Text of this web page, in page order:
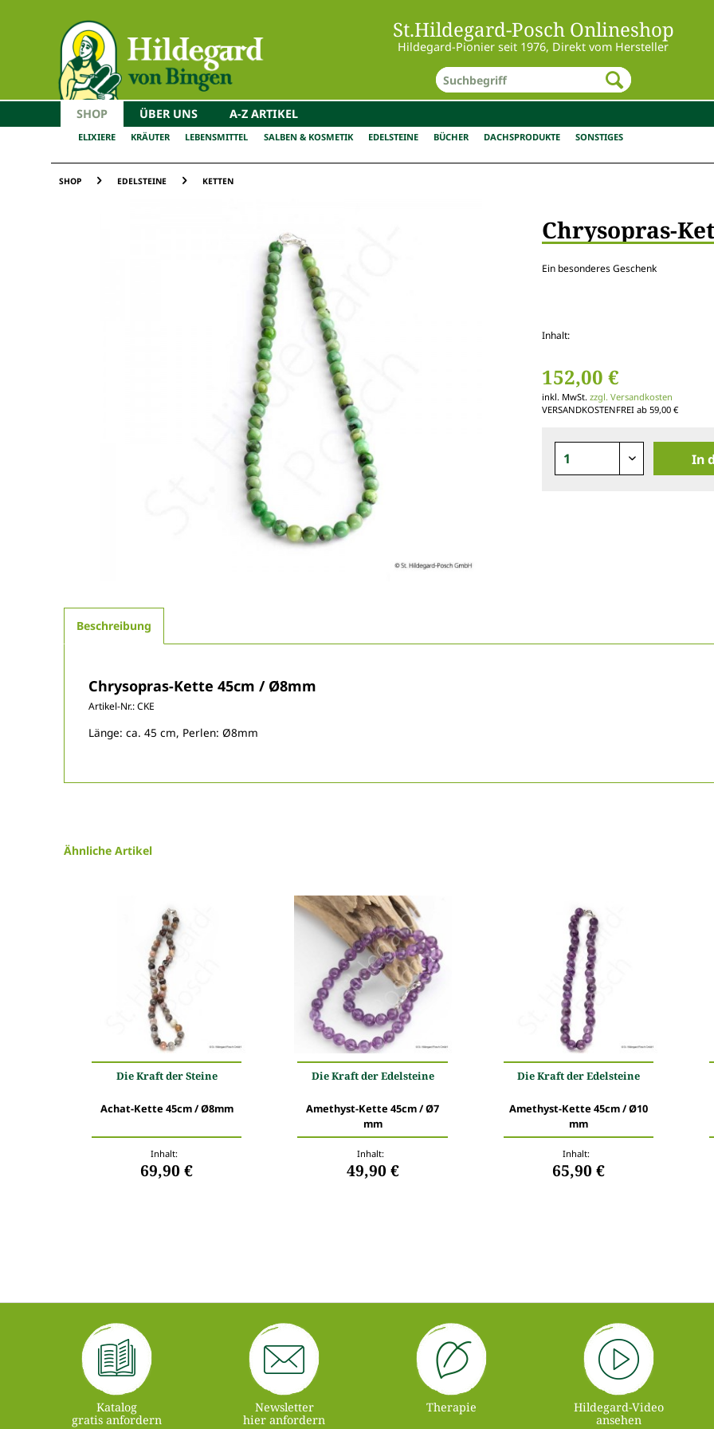
St.Hildegard-Posch Onlineshop
Hildegard-Pionier seit 1976, Direkt vom Hersteller
SHOP ÜBER UNS A-Z ARTIKEL
ELIXIERE KRÄUTER LEBENSMITTEL SALBEN & KOSMETIK EDELSTEINE BÜCHER DACHSPRODUKTE SONSTIGES
SHOP EDELSTEINE KETTEN
Chrysopras-
Ein besonderes Geschenk
Inhalt:
152,00 €
inkl. MwSt. zzgl. Versandkosten
VERSANDKOSTENFREI ab 59,00 €
In
Beschreibung
Chrysopras-Kette 45cm / Ø8mm
Artikel-Nr.:CKE
Länge: ca. 45 cm, Perlen: Ø8mm
Ähnliche Artikel
Die Kraft der Steine
Achat-Kette 45cm / Ø8mm
Inhalt:
69,90 €
Die Kraft der Edelsteine
Amethyst-Kette 45cm / Ø7
mm
Inhalt:
49,90 €
Die Kraft der Edelsteine
Amethyst-Kette 45cm / Ø10
mm
Inhalt:
65,90 €
Katalog
gratis anfordern
Newsletter
hier anfordern
Therapie
Hildegard-Video
ansehen